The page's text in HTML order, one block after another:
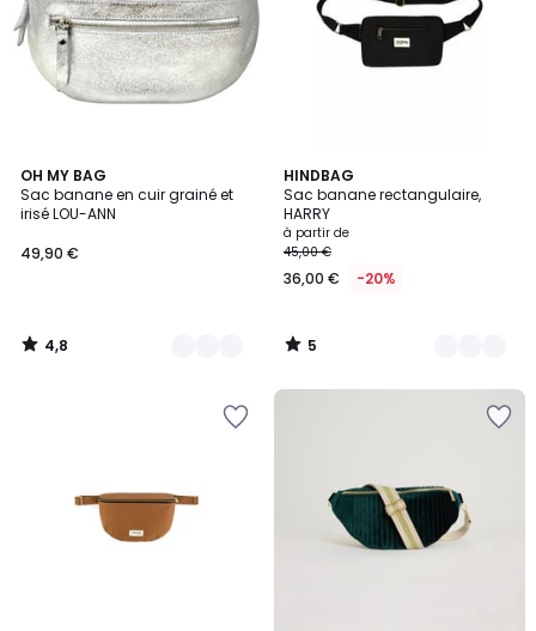
OH MY BAG
Sac banane en cuir grainé et
irisé LOU-ANN
49,90 €
4,8
/ 5
24
Couleurs
4,8
/
HINDBAG
Sac banane rectangulaire,
HARRY
à partir de
45,00 €
36,00 € -20%
5
/
5
18
Couleurs
5
/